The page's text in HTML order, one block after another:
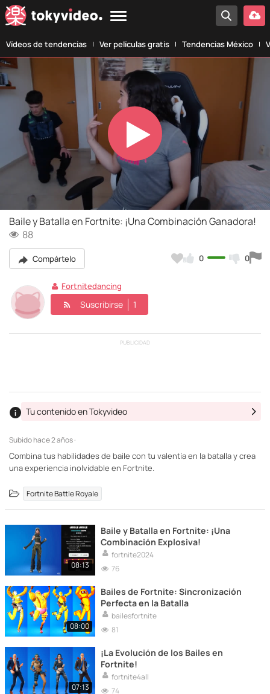
Vídeos de tendencias Ver películas gratis Tendencias México
Play
Video
Baile y Batalla en Fortnite: ¡Una Combinación Ganadora!
88
Compártelo 0 0
Fortnitedancing
Suscribirse 1
PUBLICIDAD
Subidohace 2 años ·
Tu contenido en Tokyvideo
Combina tus habilidades de baile con tu valentía en la batalla y crea
una experiencia inolvidable en Fortnite.
Fortnite Battle Royale
08:13
Baile y Batalla en Fortnite: ¡Una
Combinación Explosiva!
fortnite2024
76
08:00
Bailes de Fortnite: Sincronización
Perfecta en la Batalla
bailesfortnite
81
07:13
¡La Evolución de los Bailes en
Fortnite!
fortnite4all
74